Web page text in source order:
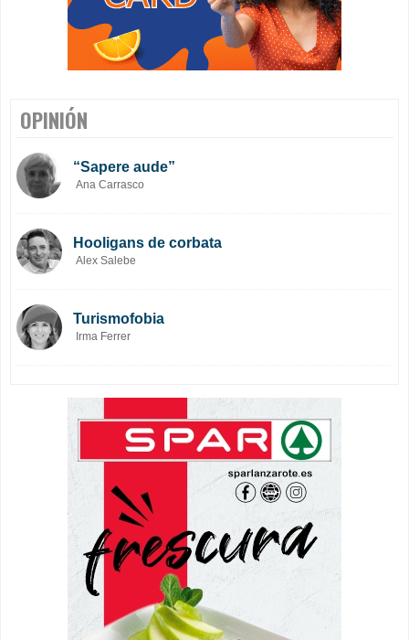
OPINIÓN
“Sapere aude”
Ana Carrasco
Hooligans de corbata
Alex Salebe
Turismofobia
Irma Ferrer